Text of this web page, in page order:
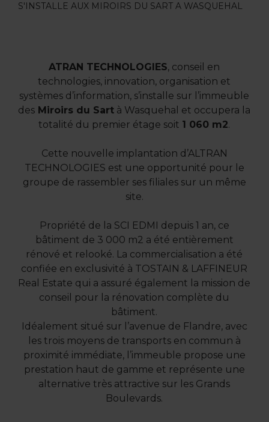
S'INSTALLE AUX MIROIRS DU SART A WASQUEHAL
ATRAN TECHNOLOGIES, conseil en
technologies, innovation, organisation et
systèmes d’information, s’installe sur l’immeuble
des Miroirs du Sart à Wasquehal et occupera la
totalité du premier étage soit 1 060 m2.
Cette nouvelle implantation d’ALTRAN
TECHNOLOGIES est une opportunité pour le
groupe de rassembler ses filiales sur un même
site.
Propriété de la SCI EDMI depuis 1 an, ce
bâtiment de 3 000 m2 a été entièrement
rénové et relooké. La commercialisation a été
confiée en exclusivité à TOSTAIN & LAFFINEUR
Real Estate qui a assuré également la mission de
conseil pour la rénovation complète du
bâtiment.
Idéalement situé sur l’avenue de Flandre, avec
les trois moyens de transports en commun à
proximité immédiate, l’immeuble propose une
prestation haut de gamme et représente une
alternative très attractive sur les Grands
Boulevards.